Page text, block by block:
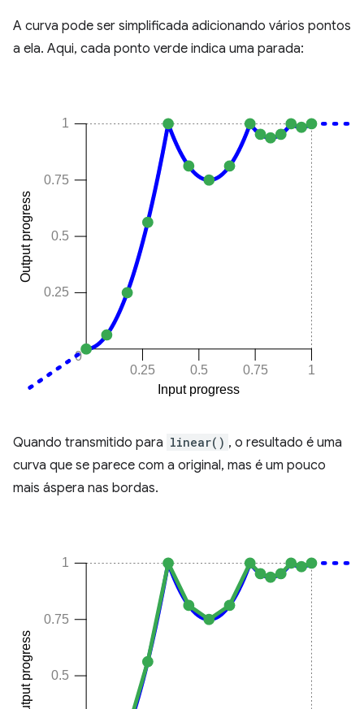
A curva pode ser simplificada adicionando vários pontos
a ela. Aqui, cada ponto verde indica uma parada:
Quando transmitido para linear() , o resultado é uma
curva que se parece com a original, mas é um pouco
mais áspera nas bordas.